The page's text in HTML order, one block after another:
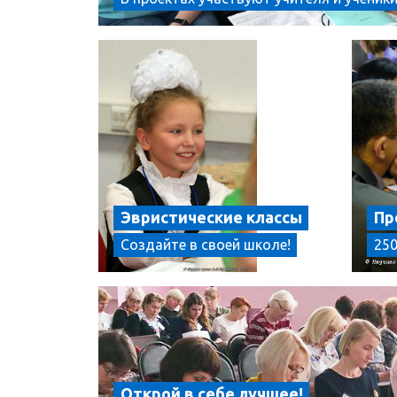
Эвристические классы
Создайте в своей школе!
Открой в себе лучшее!